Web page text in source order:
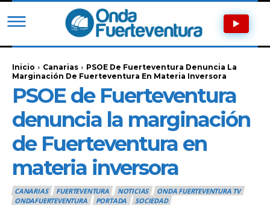
Inicio Canarias
PSOE De Fuerteventura Denuncia La
Marginación De Fuerteventura En Materia Inversora
PSOE de Fuerteventura
denuncia la marginación
de Fuerteventura en
materia inversora
CANARIAS FUERTEVENTURA NOTICIAS
ONDA FUERTEVENTURA TV
ONDAFUERTEVENTURA
PORTADA SOCIEDAD